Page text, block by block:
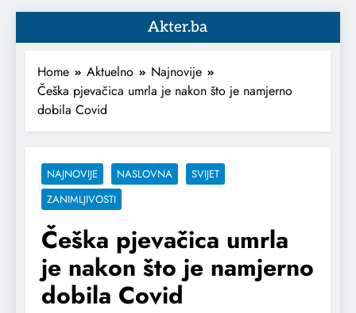
Akter.ba
Home Aktuelno
Najnovije
Češka pjevačica umrla je nakon što je namjerno
dobila Covid
NAJNOVIJE NASLOVNA
SVIJET
ZANIMLJIVOSTI
Češka pjevačica umrla
je nakon što je namjerno
dobila Covid